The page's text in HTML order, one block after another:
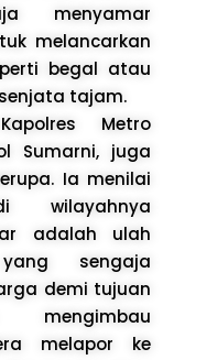
menyamar
melancarkan
begal atau
tajam.
Metro
Sumarni, juga
Ia menilai
adalah ulah
sengaja
demi tujuan
melapor ke